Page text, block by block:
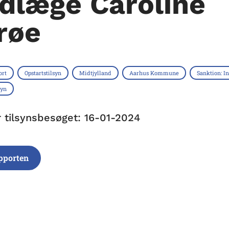
Opstartstilsyn Midtjylland Aarhus Kommune Sanktion:
tilsynsbesøget: 16-01-2024